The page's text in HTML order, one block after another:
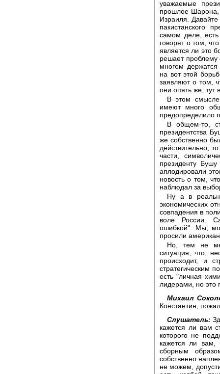
уважаемые
прошлое Шарона,
Израиля.
пакистанского
самом деле,
говорят о том,
является ли это
решает проблему
многом держатся
на вот этой
заявляют о том,
они опять же, тут
В этом
имеют много
предопределило
В общем-то,
президентства
же собственно
действительно,
части,
президенту
аплодировали
новость о том,
наблюдал за
Ну а в
экономических
совпадения в
воле России.
ошибкой". Мы,
просили
Но, тем не
ситуация, что,
происходит, и
стратегическим
есть "личная
лидерами, но это
Михаил
Константин,
Слушатель:
кажется ли вам
которого не
кажется ли вам,
сборным
собственно
не можем,